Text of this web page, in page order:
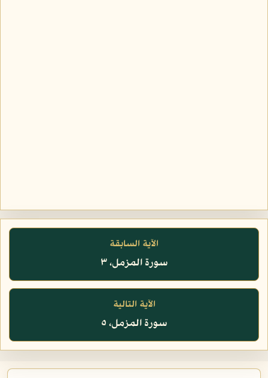
الآية السابقة
سورة المزمل، ٣
الآية التالية
سورة المزمل، ٥